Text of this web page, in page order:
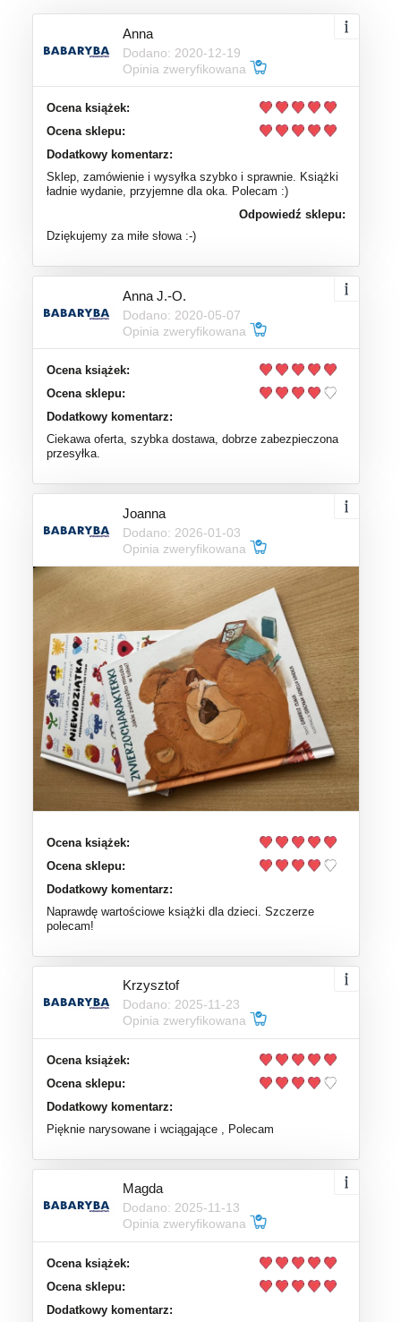
Anna
Dodano: 2020-12-19
Opinia zweryfikowana
Ocena książek:
Ocena sklepu:
Dodatkowy komentarz:
Sklep, zamówienie i wysyłka szybko i sprawnie. Książki
ładnie wydanie, przyjemne dla oka. Polecam :)
Odpowiedź sklepu:
Dziękujemy za miłe słowa :-)
Anna J.-O.
Dodano: 2020-05-07
Opinia zweryfikowana
Ocena książek:
Ocena sklepu:
Dodatkowy komentarz:
Ciekawa oferta, szybka dostawa, dobrze zabezpieczona
przesyłka.
Joanna
Dodano: 2026-01-03
Opinia zweryfikowana
Ocena książek:
Ocena sklepu:
Dodatkowy komentarz:
Naprawdę wartościowe książki dla dzieci. Szczerze
polecam!
Krzysztof
Dodano: 2025-11-23
Opinia zweryfikowana
Ocena książek:
Ocena sklepu:
Dodatkowy komentarz:
Pięknie narysowane i wciągające , Polecam
Magda
Dodano: 2025-11-13
Opinia zweryfikowana
Ocena książek:
Ocena sklepu:
Dodatkowy komentarz: